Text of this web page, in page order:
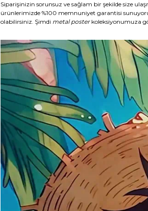
Siparişinizin sorunsuz ve sağlam bir şekilde size
ürünlerimizde %100 memnuniyet garantisi
olabilirsiniz. Şimdi metal posterkoleksiyonumuza